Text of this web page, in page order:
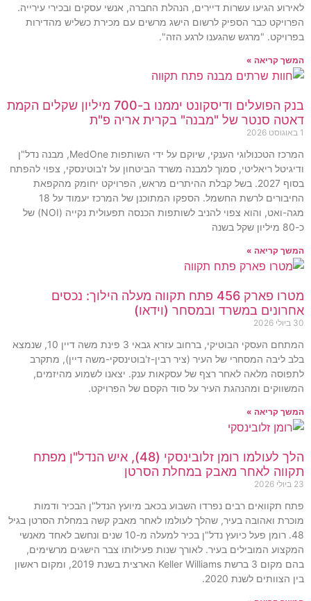
לאירוע הגיעו עשרות דיירים, הנהלת החברה, אנשי עסקים ובכירי עירייה.
הפרויקט כבר הספיק לרשום הישג מרשים עם מכירת כשליש מהדירות
בפרויקט. "מרגש שהגענו לרגע הזה".
המשך קריאה »
בנק הפועלים ודיסקונט יממנו ב-700 מיליון שקלים הקמת
דאטה סנטר של "מבנה" בקרית אריה פ"ת
1 באוגוסט 2026
המרכז הטכנולוגי הענקי, שיוקם על ידי השותפות MedOne, מבנה נדל"ן
ודיגיטל ריאליטי, סמוך למבנה משרד הביטחון על ז'בוטינסקי, צפוי להפתח
בסוף 2027. בשל קבלת ההיתרים מראש, הפרויקט יחומק מהקפאת
החיבורים לרשת החשמל. הספקו המתוכנן של המרכז יעמוד על 18
מגה-ואט, והוא צפוי להניב לשותפות הכנסה תפעולית נקייה (NOI) של
כ-80 מיליון שקל בשנה
המשך קריאה »
מטרו פארק 456 פתח תקווה מעלה הילוך: נכסים
אחרונים במשרד ובמסחר (וידאו)
30 ביולי 2026
המתחם העסקי הבוטיקי, ברחוב עזרא גבאי 3 פינת משה דיין 10, שנמצא
בלב ליבה המסחרי של העיר (ציר רבין-ז'בוטינסקי-משה דיין), מתקרב
לתפוסה מלאה לאחר רצף של עסקאות ענק. יצאנו לשמוע מהיזמים,
המשווקים ומהנהגת העיר על סוד הקסם של הפרויקט.
המשך קריאה »
הלך לעולמו רומן זלובינסקי (48), איש הנדל"ן מפתח
תקווה לאחר מאבק במחלת הסרטן
23 ביולי 2026
פתח תקוואים רבים נפרדו השבוע בכאב מיועץ הנדל"ן הבכיר ודמות
מוכרת ואהובה בעיר, שהלך לעולמו לאחר מאבק קשה במחלת הסרטן בגיל
48. רומן פעל כיועץ נדל"ן בכיר למעלה מ-10 שנים ונחשב לאחד מאנשי
המקצוע המובילים בעיר. לאורך שנות פעילותו צבר הישגים מרשימים,
בהם מקום 3 ברשת Keller Williams הארצית בשנת 2019, ומקום ראשון
בין הצוותים לשנת 2020.